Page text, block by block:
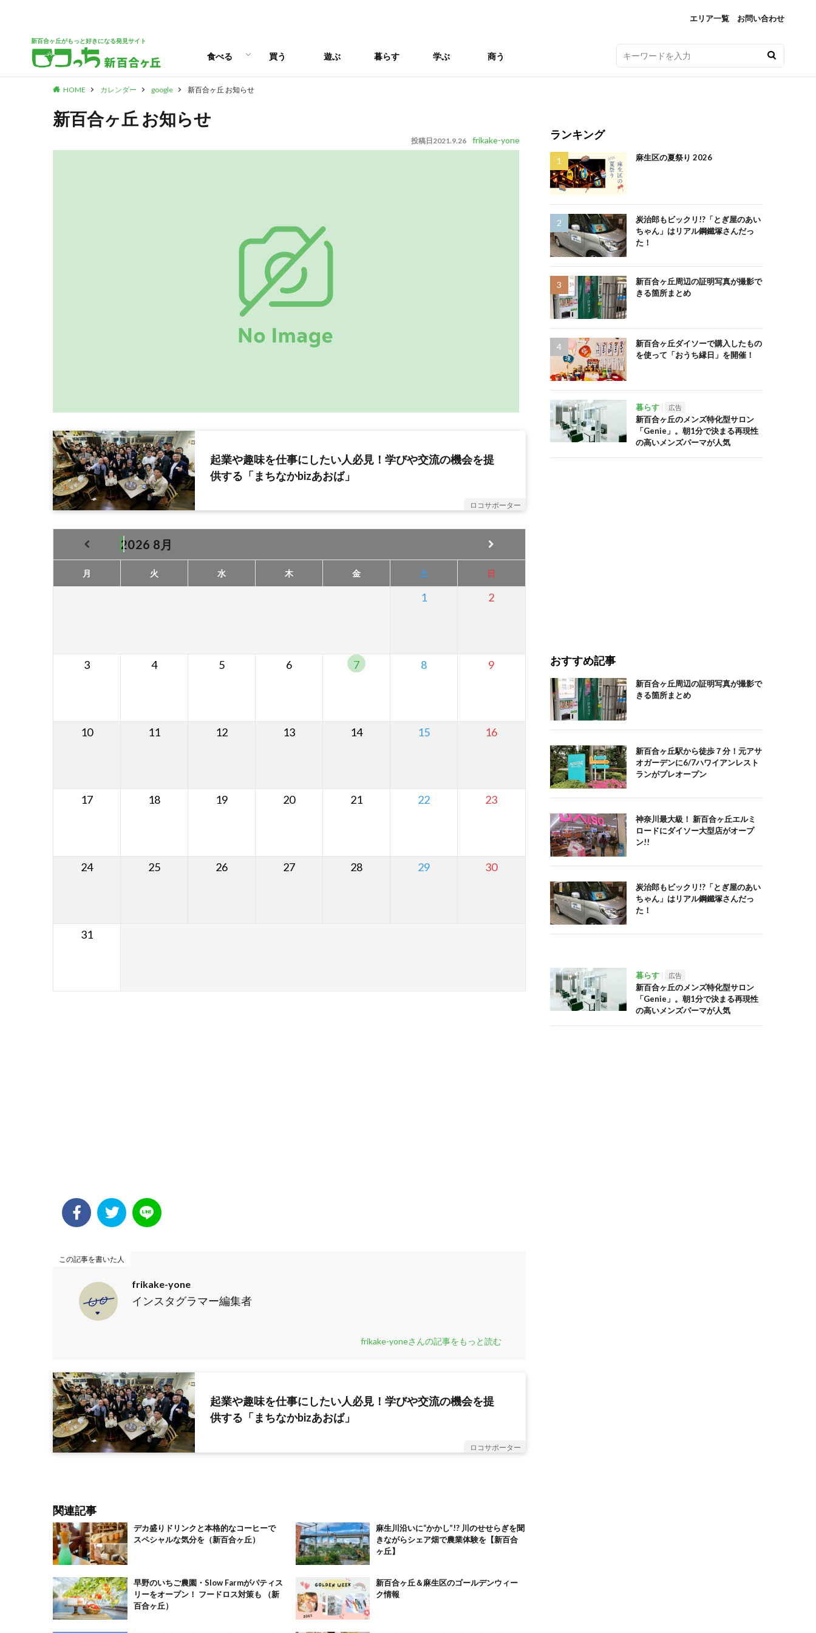
エリア一覧 お問い合わせ
新百合ヶ丘がもっと好きになる発見サイト
食べる
ランチ
スイーツ
買う 遊ぶ 暮らす 学ぶ 商う
HOME カレンダー google 新百合ヶ丘 お知らせ
新百合ヶ丘 お知らせ
投稿日2021.9.26 frikake-yone
起業や趣味を仕事にしたい人必見！学びや交流の機会を提
供する「まちなかbizあおば」
ロコサポーター
2026 8月
月 火 水 木 金 土 日
1 2
3 4 5 6 7 8 9
10 11 12 13 14 15 16
17 18 19 20 21 22 23
24 25 26 27 28 29 30
31
この記事を書いた人
frikake-yone
インスタグラマー編集者
frikake-yoneさんの記事をもっと読む
起業や趣味を仕事にしたい人必見！学びや交流の機会を提
供する「まちなかbizあおば」
ロコサポーター
関連記事
デカ盛りドリンクと本格的なコーヒーで
スペシャルな気分を（新百合ヶ丘）
麻生川沿いに“かかし”!? 川のせせらぎを聞
きながらシェア畑で農業体験を【新百合
ヶ丘】
早野のいちご農園・Slow Farmがパティス
リーをオープン！ フードロス対策も （新
百合ヶ丘）
新百合ヶ丘＆麻生区のゴールデンウィー
ク情報
ランキング
麻生区の夏祭り 2026
炭治郎もビックリ!?「とぎ屋のあい
ちゃん」はリアル鋼鐵塚さんだっ
た！
新百合ヶ丘周辺の証明写真が撮影で
きる箇所まとめ
新百合ヶ丘ダイソーで購入したもの
を使って「おうち縁日」を開催！
暮らす 広告
新百合ヶ丘のメンズ特化型サロン
「Genie」。朝1分で決まる再現性
の高いメンズパーマが人気
おすすめ記事
新百合ヶ丘周辺の証明写真が撮影で
きる箇所まとめ
新百合ヶ丘駅から徒歩７分！元アサ
オガーデンに6/7ハワイアンレスト
ランがプレオープン
神奈川最大級！ 新百合ヶ丘エルミ
ロードにダイソー大型店がオープ
ン!!
炭治郎もビックリ!?「とぎ屋のあい
ちゃん」はリアル鋼鐵塚さんだっ
た！
暮らす 広告
新百合ヶ丘のメンズ特化型サロン
「Genie」。朝1分で決まる再現性
の高いメンズパーマが人気